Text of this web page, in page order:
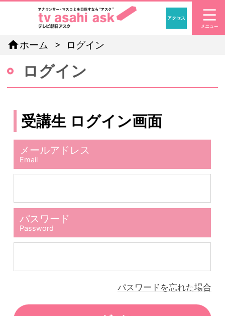
「アナウ
アクセス
homeホーム ログイン
ログイン
受講生 ログイン画面
メールアドレス
Email
パスワード
Password
パスワードを忘れた場合